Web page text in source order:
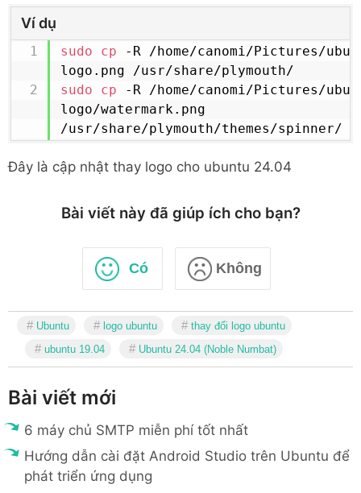
Ví dụ
sudo cp -R /home/canomi/Pictures/
sudo
cp -R /home/canomi/Pictures/
logo/watermark.png
/usr/share/plymouth/themes/spinner/
Đây là cập nhật thay logo cho ubuntu 24.04
Bài viết này đã giúp ích cho bạn?
Có Không
Ubuntu logo ubuntu
thay đổi logo ubuntu
ubuntu 19.04
Ubuntu 24.04 (Noble Numbat)
Bài viết mới
6 máy chủ SMTP miễn phí tốt nhất
Hướng dẫn cài đặt Android Studio trên Ubuntu để
phát triển ứng dụng